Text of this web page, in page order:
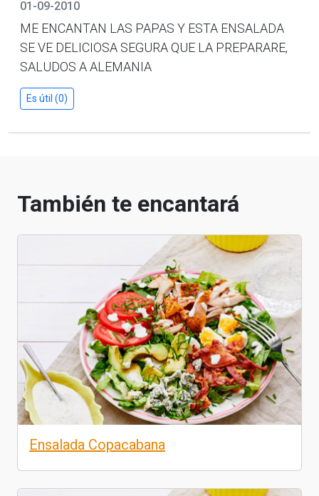
01-09-2010
ME ENCANTAN LAS PAPAS Y ESTA ENSALADA
SE VE DELICIOSA SEGURA QUE LA PREPARARE,
SALUDOS A ALEMANIA
Es útil (0)
También te encantará
Ensalada Copacabana